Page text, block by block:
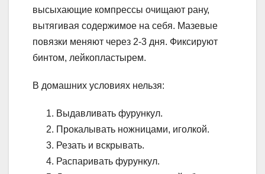
высыхающие компрессы очищают рану,
вытягивая содержимое на себя. Мазевые
повязки меняют через 2-3 дня. Фиксируют
бинтом, лейкопластырем.
В домашних условиях нельзя:
Выдавливать фурункул.
Прокалывать ножницами, иголкой.
Резать и вскрывать.
Распаривать фурункул.